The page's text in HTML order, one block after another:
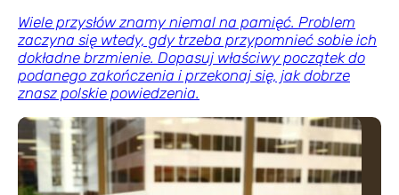
Wiele przysłów znamy niemal na pamięć. Problem
zaczyna się wtedy, gdy trzeba przypomnieć sobie ich
dokładne brzmienie. Dopasuj właściwy początek do
podanego zakończenia i przekonaj się, jak dobrze
znasz polskie powiedzenia.